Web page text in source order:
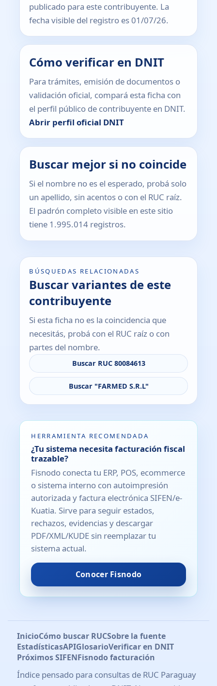
publicado para este contribuyente. La
fecha visible del registro es 01/07/26.
Cómo verificar en DNIT
Para trámites, emisión de documentos o
validación oficial, compará esta ficha con
el perfil público de contribuyente en DNIT.
Abrir perfil oficial DNIT
Buscar mejor si no coincide
Si el nombre no es el esperado, probá solo
un apellido, sin acentos o con el RUC raíz.
El padrón completo visible en este sitio
tiene 1.995.014 registros.
BÚSQUEDAS RELACIONADAS
Buscar variantes de este
contribuyente
Si esta ficha no es la coincidencia que
necesitás, probá con el RUC raíz o con
partes del nombre.
Buscar RUC 80084613
Buscar "FARMED S.R.L"
HERRAMIENTA RECOMENDADA
¿Tu sistema necesita facturación fiscal
trazable?
Fisnodo conecta tu ERP, POS, ecommerce
o sistema interno con autoimpresión
autorizada y factura electrónica SIFEN/e-
Kuatia. Sirve para seguir estados,
rechazos, evidencias y descargar
PDF/XML/KUDE sin reemplazar tu
sistema actual.
Conocer Fisnodo
InicioCómo buscar RUCSobre la fuente
EstadísticasAPIGlosarioVerificar en DNIT
Próximos SIFENFisnodo facturación
Índice pensado para consultas de RUC Paraguay